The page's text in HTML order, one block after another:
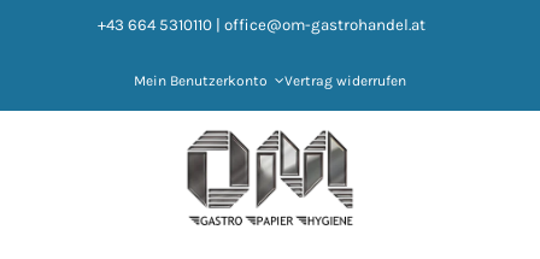
+43 664 5310110 office@om-gastrohandel.at
Mein Benutzerkonto Vertrag widerrufen